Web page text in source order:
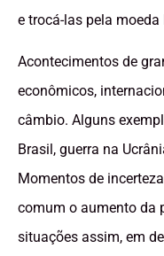
e trocá-las pela
Acontecimentos de
econômicos,
câmbio. Alguns
Brasil, guerra na
Momentos de
comum o aumento da
situações assim, em